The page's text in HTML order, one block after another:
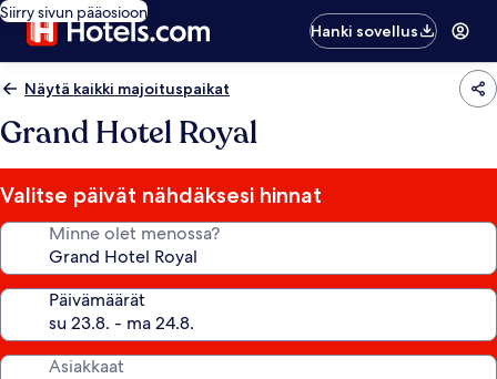
Siirry sivun pääosioon
Hanki sovellus
Näytä kaikki majoituspaikat
Grand Hotel Royal
Valitse päivät nähdäksesi hinnat
Minne olet menossa?
Päivämäärät
Asiakkaat